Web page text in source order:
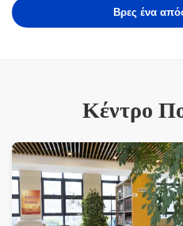
zero-bondline appearance as
Βρες ένα
Κέντρο